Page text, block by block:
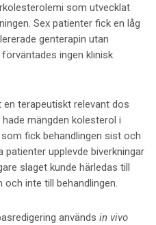
som utvecklat
Sex patienter fick en låg
genterapin utan
ingen klinisk
terapeutiskt relevant dos
mängden kolesterol i
fick behandlingen sist och
upplevde biverkningar
slaget kunde härledas till
inte till behandlingen.
används in vivo